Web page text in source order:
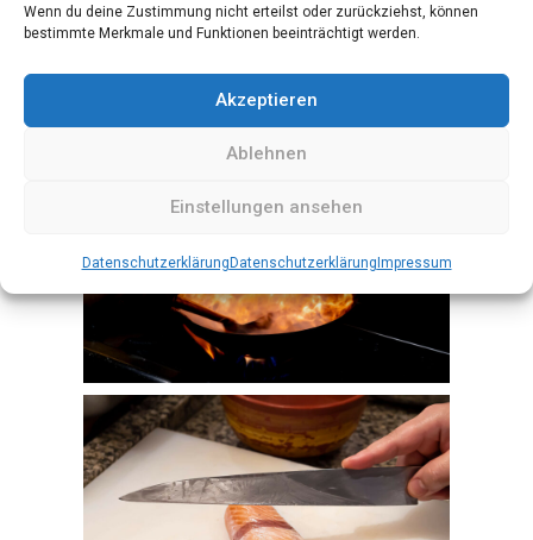
Wenn du deine Zustimmung nicht erteilst oder zurückziehst, können
bestimmte Merkmale und Funktionen beeinträchtigt werden.
Akzeptieren
Ablehnen
Einstellungen ansehen
DatenschutzerklärungDatenschutzerklärungImpressum
in Österreich des Öfteren unterwegs, da
ihr ehemaliger Mann hier in einem
Studentenheim wohnte.